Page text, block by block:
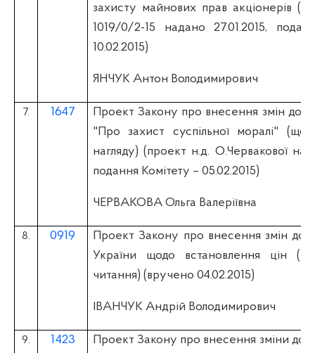
захисту майнових прав акціонерів
1019/0/2-15 надано 27.01.2015,
10.02.2015)
ЯНЧУК Антон Володимирович
7. 1647
Проект Закону про внесення змін до
"Про захист суспільної моралі"
нагляду) (проект н.д. О.Червакової
подання Комітету – 05.02.2015)
ЧЕРВАКОВА Ольга Валеріївна
8. 0919
Проект Закону про внесення змін до
України щодо встановлення цін
читання) (вручено 04.02.2015)
ІВАНЧУК Андрій Володимирович
9. 1423
Проект Закону про внесення зміни до